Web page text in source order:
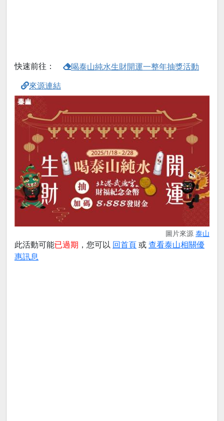
快速前往： 喝泰山純水生財開運一整年抽獎活動
來源連結
圖片來源 泰山
此活動可能已過期 ，您可以 回首頁 或 查看泰山相關優
惠訊息